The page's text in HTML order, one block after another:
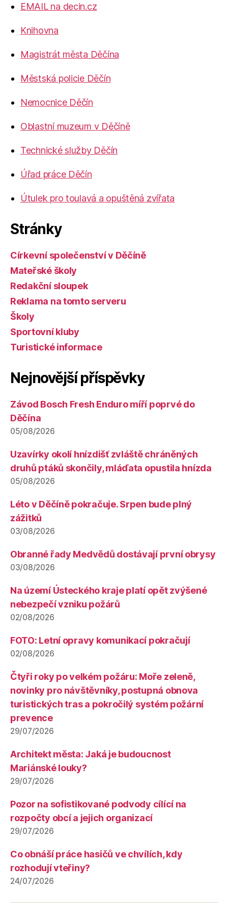
EMAIL na decin.cz
Knihovna
Magistrát města Děčína
Městská policie Děčín
Nemocnice Děčín
Oblastní muzeum v Děčíně
Technické služby Děčín
Úřad práce Děčín
Útulek pro toulavá a opuštěná zvířata
Stránky
Církevní společenství v Děčíně
Mateřské školy
Redakční sloupek
Reklama na tomto serveru
Školy
Sportovní kluby
Turistické informace
Nejnovější příspěvky
Závod Bosch Fresh Enduro míří poprvé do
Děčína
05/08/2026
Uzavírky okolí hnízdišť zvláště chráněných
druhů ptáků skončily, mláďata opustila hnízda
05/08/2026
Léto v Děčíně pokračuje. Srpen bude plný
zážitků
03/08/2026
Obranné řady Medvědů dostávají první obrysy
03/08/2026
Na území Ústeckého kraje platí opět zvýšené
nebezpečí vzniku požárů
02/08/2026
FOTO: Letní opravy komunikací pokračují
02/08/2026
Čtyři roky po velkém požáru: Moře zeleně,
novinky pro návštěvníky, postupná obnova
turistických tras a pokročilý systém požární
prevence
29/07/2026
Architekt města: Jaká je budoucnost
Mariánské louky?
29/07/2026
Pozor na sofistikované podvody cílící na
rozpočty obcí a jejich organizací
29/07/2026
Co obnáší práce hasičů ve chvílích, kdy
rozhodují vteřiny?
24/07/2026